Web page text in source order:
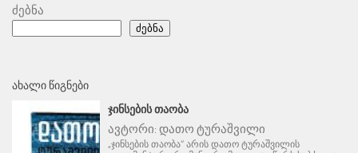
ძებნა
ძებნა
ᲐᲮᲐᲚᲘ ᲬᲘᲒᲜᲔᲑᲘ
ᲯᲘᲜᲡᲔᲑᲘᲡ ᲗᲐᲝᲑᲐ
ავტორი: დათო ტურაშვილი
„ჯინსების თაობა“ არის დათო ტურაშვილის